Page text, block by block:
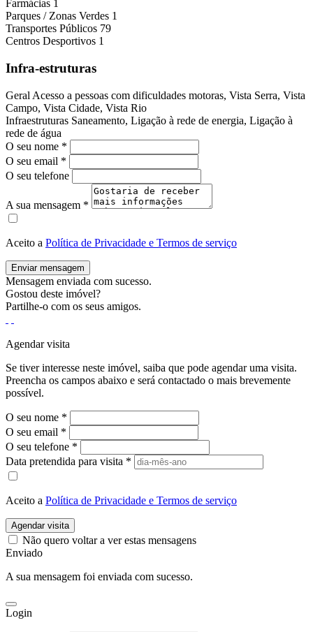
Farmácias 1
Parques / Zonas Verdes 1
Transportes Públicos 79
Centros Desportivos 1
Infra-estruturas
Geral Acesso a pessoas com dificuldades motoras, Vista Serra, Vista
Campo, Vista Cidade, Vista Rio
Infraestruturas Saneamento, Ligação à rede de energia, Ligação à
rede de água
O seu nome *
O seu email *
O seu telefone
A sua mensagem *
Aceito a Política de Privacidade e Termos de serviço
Enviar mensagem
Mensagem enviada com sucesso.
Gostou deste imóvel?
Partilhe-o com os seus amigos.
Agendar visita
Se tiver interesse neste imóvel, saiba que pode agendar uma visita.
Preencha os campos abaixo e será contactado o mais brevemente
possível.
O seu nome *
O seu email *
O seu telefone *
Data pretendida para visita *
Aceito a Política de Privacidade e Termos de serviço
Agendar visita
Não quero voltar a ver estas mensagens
Enviado
A sua mensagem foi enviada com sucesso.
Login